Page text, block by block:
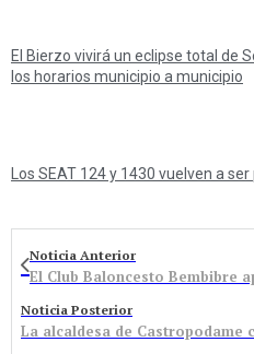
El Bierzo vivirá un eclipse total de
los horarios municipio a municipio
Los SEAT 124 y 1430 vuelven a
Noticia Anterior
Noticia Posterior